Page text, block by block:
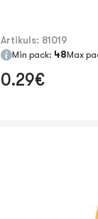
Artikuls: 81019
Min pack: 48Max
0.29€